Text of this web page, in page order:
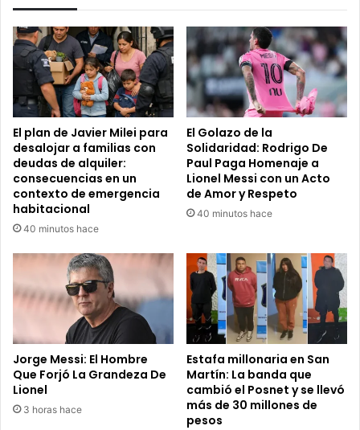
El plan de Javier Milei para
desalojar a familias con
deudas de alquiler:
consecuencias en un
contexto de emergencia
habitacional
40 minutos hace
El Golazo de la
Solidaridad: Rodrigo De
Paul Paga Homenaje a
Lionel Messi con un Acto
de Amor y Respeto
40 minutos hace
Jorge Messi: El Hombre
Que Forjó La Grandeza De
Lionel
3 horas hace
Estafa millonaria en San
Martín: La banda que
cambió el Posnet y se llevó
más de 30 millones de
pesos